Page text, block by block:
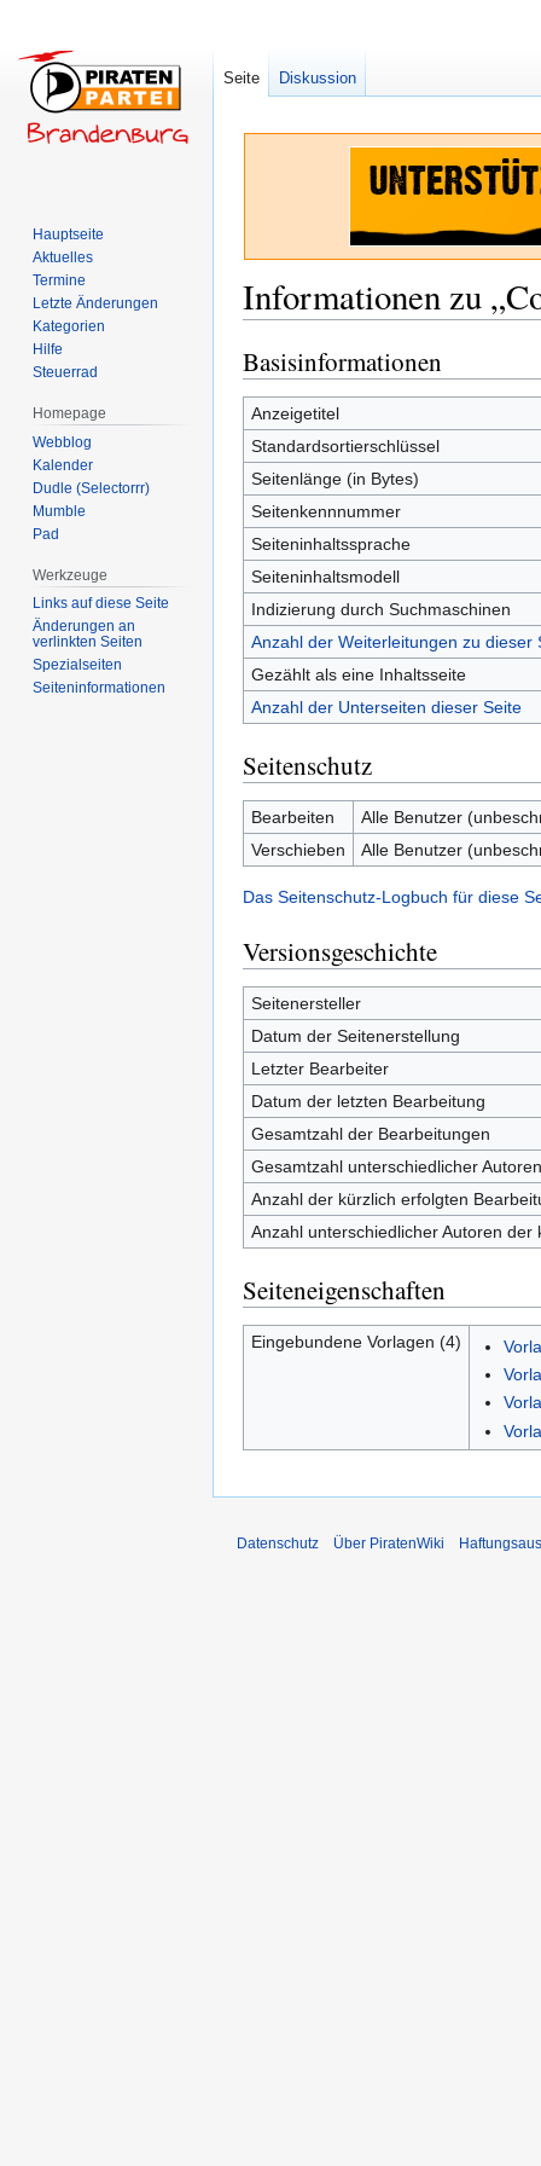
Informationen zu
Zur
Navigation
springen
Zur
Suche
springen
Basisinformationen
Anzeigetitel
Standardsortierschlüssel
Seitenlänge (in Bytes)
Seitenkennnummer
Seiteninhaltssprache
Seiteninhaltsmodell
Indizierung durch Suchmaschinen
Anzahl der Weiterleitungen zu dieser
Gezählt als eine Inhaltsseite
Anzahl der Unterseiten dieser Seite
Seitenschutz
Bearbeiten
Alle Benutzer
Verschieben
Alle Benutzer
Das Seitenschutz-Logbuch für diese
Versionsgeschichte
Seitenersteller
Datum der Seitenerstellung
Letzter Bearbeiter
Datum der letzten Bearbeitung
Gesamtzahl der Bearbeitungen
Gesamtzahl unterschiedlicher Autoren
Anzahl der kürzlich erfolgten
Anzahl unterschiedlicher Autoren
Seiteneigenschaften
Eingebundene Vorlagen (4)
Seite Diskussion
Hauptseite
Aktuelles
Termine
Letzte Änderungen
Kategorien
Hilfe
Steuerrad
Homepage
Webblog
Kalender
Dudle (Selectorrr)
Mumble
Pad
Werkzeuge
Links auf diese Seite
Änderungen an
verlinkten Seiten
Spezialseiten
Seiten­­informationen
Datenschutz Über PiratenWiki